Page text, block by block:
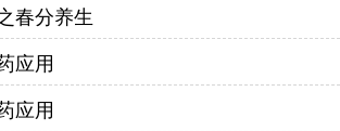
春分养生
应用
应用